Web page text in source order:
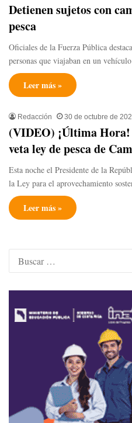
Detienen sujetos con
pesca
Oficiales de la Fuerza Pública
personas que viajaban en un
Leer más »
Redacción 30 de octubre de
(VIDEO) ¡Última
veta ley de pesca de
Esta noche el Presidente de la
la Ley para el aprovechamiento
Leer más »